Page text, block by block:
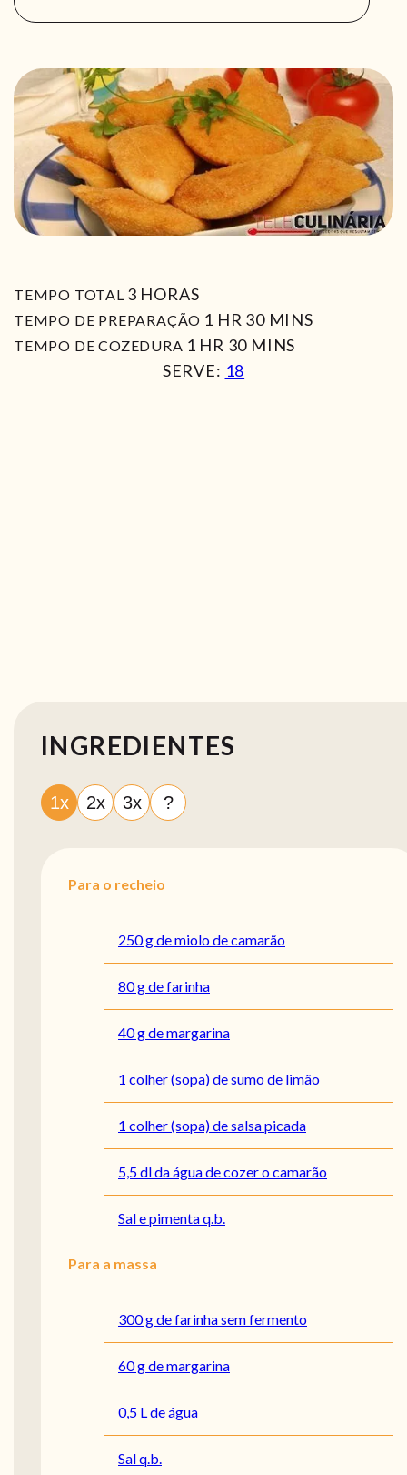
TEMPO TOTAL 3HORAS
HORAS
TEMPO DE PREPARAÇÃO 1 HORA
HR 30MIN
MINS
TEMPO DE COZEDURA 1 HORA
HR 30MIN
MINS
SERVE: 18
INGREDIENTES
1x 2x 3x ?
Para o recheio
250 g de miolo de camarão
80 g de farinha
40 g de margarina
1 colher (sopa) de sumo de limão
1 colher (sopa) de salsa picada
5,5 dl da água de cozer o camarão
Sal e pimenta q.b.
Para a massa
300 g de farinha sem fermento
60 g de margarina
0,5 L de água
Sal q.b.